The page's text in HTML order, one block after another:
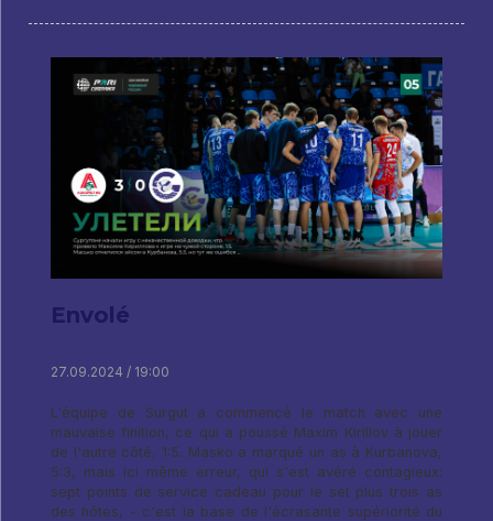
Envolé
27.09.2024 / 19:00
L'équipe de Surgut a commencé le match avec une
mauvaise finition, ce qui a poussé Maxim Kirillov à jouer
de l'autre côté, 1:5. Masko a marqué un as à Kurbanova,
5:3, mais ici même erreur, qui s'est avéré contagieux:
sept points de service cadeau pour le set plus trois as
des hôtes, - c'est la base de l'écrasante supériorité du